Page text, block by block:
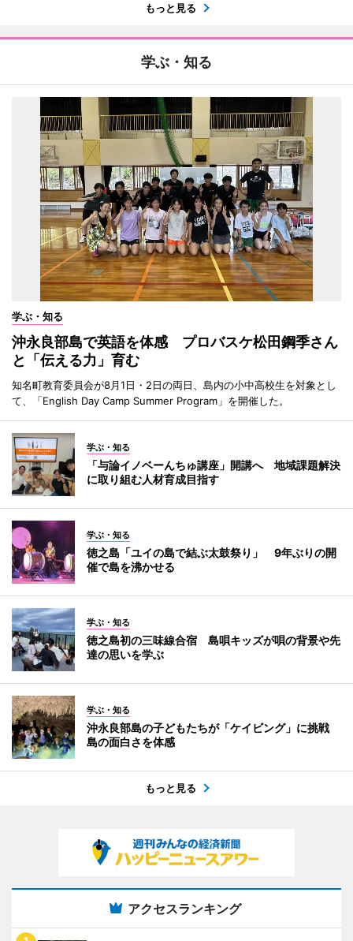
もっと見る
学ぶ・知る
学ぶ・知る
沖永良部島で英語を体感 プロバスケ松田鋼季さん
と「伝える力」育む
知名町教育委員会が8月1日・2日の両日、島内の小中高校生を対象とし
て、「English Day Camp Summer Program」を開催した。
学ぶ・知る
「与論イノベーんちゅ講座」開講へ 地域課題解決
に取り組む人材育成目指す
学ぶ・知る
徳之島「ユイの島で結ぶ太鼓祭り」 9年ぶりの開
催で島を沸かせる
学ぶ・知る
徳之島初の三味線合宿 島唄キッズが唄の背景や先
達の思いを学ぶ
学ぶ・知る
沖永良部島の子どもたちが「ケイビング」に挑戦
島の面白さを体感
もっと見る
アクセスランキング